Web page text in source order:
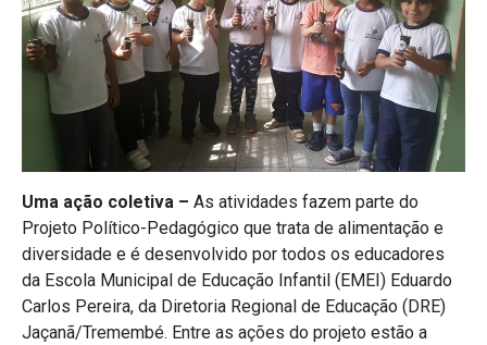
Uma ação coletiva – As atividades fazem parte do
Projeto Político-Pedagógico que trata de alimentação e
diversidade e é desenvolvido por todos os educadores
da Escola Municipal de Educação Infantil (EMEI) Eduardo
Carlos Pereira, da Diretoria Regional de Educação (DRE)
Jaçanã/Tremembé. Entre as ações do projeto estão a